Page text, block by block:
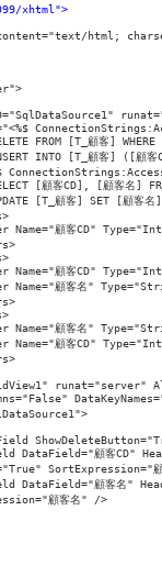
xhtml">
html;
FROM [T_顧客] WHERE
INTO [T_顧客] ([顧
[顧客CD], [顧客名]
[T_顧客] SET [顧客名
Name="顧客CD"
Name="顧客CD"
Name="顧客名"
Name="顧客名"
Name="顧客CD"
runat="server"
DataField="顧客CD"
SortExpression="
DataField="顧客名"
顧客名" />